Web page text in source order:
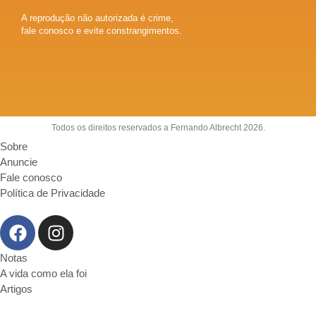
A reprodução não autorizada é crime,
fale conosco e evite constrangimentos.
Todos os direitos reservados a Fernando Albrecht 2026.
Sobre
Anuncie
Fale conosco
Política de Privacidade
Notas
A vida como ela foi
Artigos